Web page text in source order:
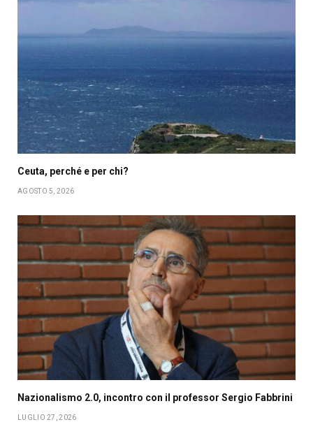
Ceuta, perché e per chi?
AGOSTO 5, 2026
Nazionalismo 2.0, incontro con il professor Sergio Fabbrini
LUGLIO 27, 2026